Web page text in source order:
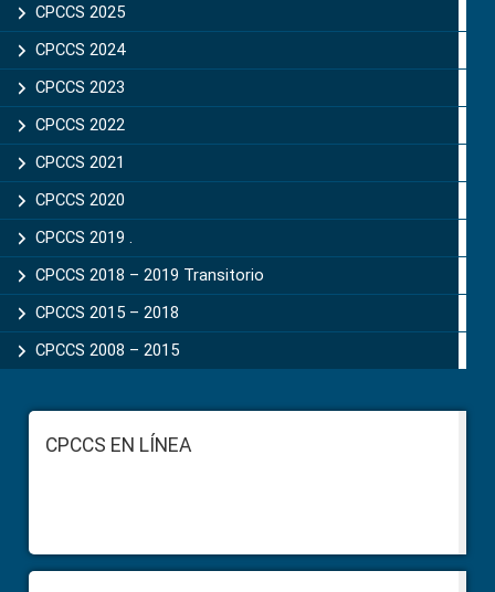
CPCCS 2025
CPCCS 2024
CPCCS 2023
CPCCS 2022
CPCCS 2021
CPCCS 2020
CPCCS 2019 .
CPCCS 2018 – 2019 Transitorio
CPCCS 2015 – 2018
CPCCS 2008 – 2015
FooterCPCCS EN LÍNEA